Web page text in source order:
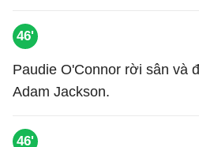
46'
Paudie O'Connor rời sân và
Adam Jackson.
46'